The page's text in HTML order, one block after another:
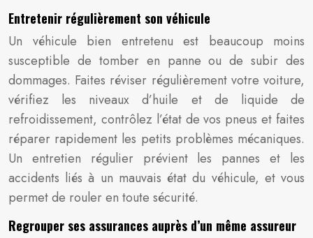
Entretenir régulièrement son véhicule
Un véhicule bien entretenu est beaucoup moins
susceptible de tomber en panne ou de subir des
dommages. Faites réviser régulièrement votre voiture,
vérifiez les niveaux d’huile et de liquide de
refroidissement, contrôlez l’état de vos pneus et faites
réparer rapidement les petits problèmes mécaniques.
Un entretien régulier prévient les pannes et les
accidents liés à un mauvais état du véhicule, et vous
permet de rouler en toute sécurité.
Regrouper ses assurances auprès d’un même assureur